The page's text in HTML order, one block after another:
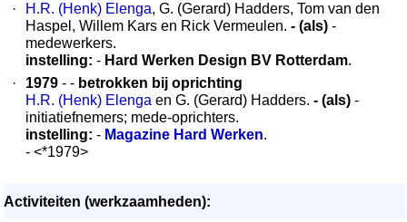
· H.R. (Henk) Elenga, G. (Gerard) Hadders, Tom van den
Haspel, Willem Kars en Rick Vermeulen. - (als) -
medewerkers.
instelling: - Hard Werken Design BV Rotterdam.
·
1979 - - betrokken bij oprichting
H.R. (Henk) Elenga en G. (Gerard) Hadders. - (als) -
initiatiefnemers; mede-oprichters.
instelling: - Magazine Hard Werken.
- <*1979>
Activiteiten (werkzaamheden):